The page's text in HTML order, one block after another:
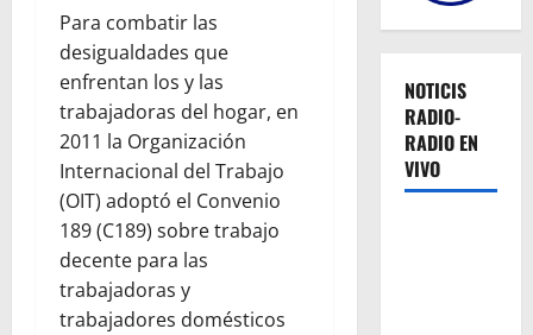
Para combatir las
desigualdades que
enfrentan los y las
trabajadoras del hogar, en
2011 la Organización
Internacional del Trabajo
(OIT) adoptó el Convenio
189 (C189) sobre trabajo
decente para las
trabajadoras y
trabajadores domésticos
NOTICIS
RADIO-
RADIO EN
VIVO